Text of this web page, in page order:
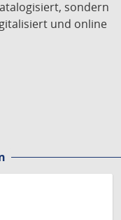
sondern
und online